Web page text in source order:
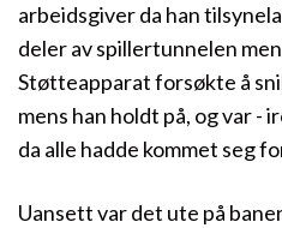
arbeidsgiver da han
deler av spillertunnelen
Støtteapparat forsøkte å
mens han holdt på, og var -
da alle hadde kommet seg
Uansett var det ute på